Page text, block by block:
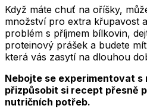
Když máte chuť na oříšky,
množství pro extra křupavost
problém s příjmem bílkovin,
proteinový prášek a budete
která vás zasytí na dlouhou
Nebojte se experimentovat s
přizpůsobit si recept přesně
nutričních potřeb.